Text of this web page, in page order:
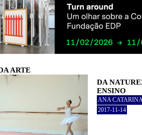
ARTE
DA
ENSINO
ANA
2017-11-14